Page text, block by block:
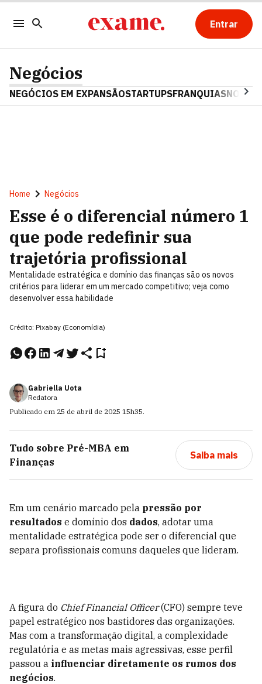
Entrar
Negócios
NEGÓCIOS EM EXPANSÃOSTARTUPSFRANQUIAS
Home Negócios
Esse é o diferencial número 1
que pode redefinir sua
trajetória profissional
Mentalidade estratégica e domínio das finanças são os novos
critérios para liderar em um mercado competitivo; veja como
desenvolver essa habilidade
Crédito: Pixabay (Economídia)
Gabriella Uota
Redatora
Publicado em 25 de abril de 2025 15h35.
Tudo sobre Pré-MBA em
Finanças
Saiba mais
Em um cenário marcado pela pressão por
resultados e domínio dos dados, adotar uma
mentalidade estratégica pode ser o diferencial que
separa profissionais comuns daqueles que lideram.
A figura do Chief Financial Officer(CFO) sempre teve
papel estratégico nos bastidores das organizações.
Mas com a transformação digital, a complexidade
regulatória e as metas mais agressivas, esse perfil
passou a influenciar diretamente os rumos dos
negócios.